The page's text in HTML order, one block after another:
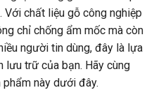
chất liệu gỗ công nghiệp
chỉ chống ẩm mốc mà còn
người tin dùng, đây là lựa
lưu trữ của bạn. Hãy cùng
này dưới đây.